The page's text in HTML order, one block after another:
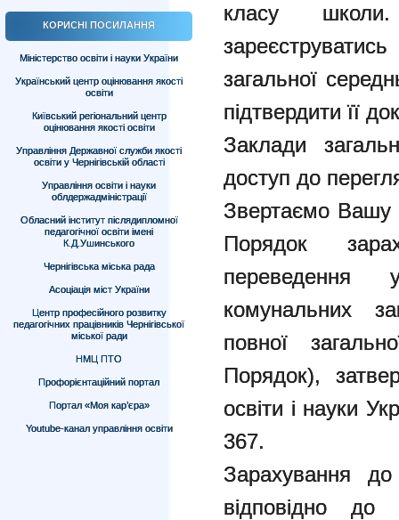
КОРИСНІ ПОСИЛАННЯ
Міністерство освіти і науки України
Український центр оцінювання якості
освіти
Київський регіональний центр
оцінювання якості освіти
Управління Державної служби якості
освіти у Чернігівській області
Управління освіти і науки
облдержадміністрації
Обласний інститут післядипломної
педагогічної освіти імені
К.Д.Ушинського
Чернігівська міська рада
Асоціація міст України
Центр професійного розвитку
педагогічних працівників Чернігівської
міської ради
НМЦ ПТО
Профорієнтаційний портал
Портал «Моя кар’єра»
Youtube-канал управління освіти
класу
загальної
підтвердити її
Заклади
доступ до
Звертаємо Вашу
Порядок
комунальних
повної
Порядок),
освіти і науки
367.
Зарахування до
відповідно